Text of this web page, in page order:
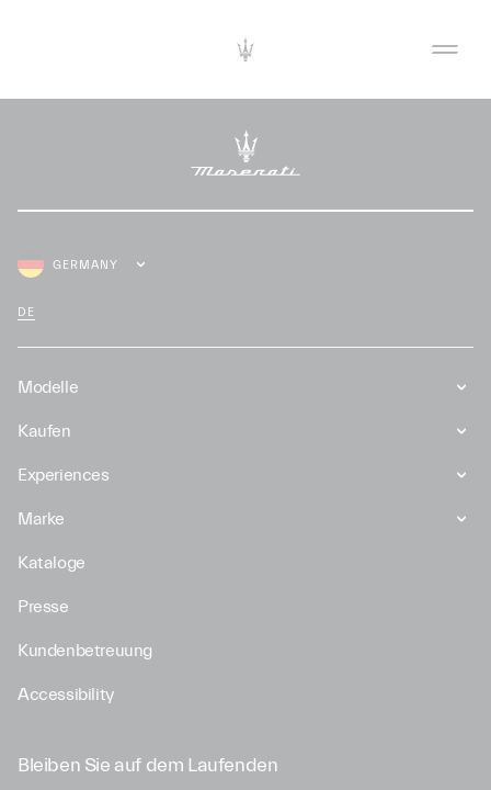
Modelle
Kaufen
Experiences
Marke
Kataloge
Presse
Kundenbetreuung
Accessibility
GERMANY
DE
Bleiben Sie auf dem Laufenden